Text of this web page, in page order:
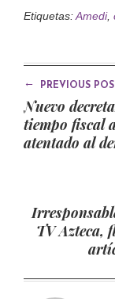
Etiquetas:Amedi,
← PREVIOUS POST
Nuevo
tiempo fiscal
atentado al
TV Azteca,